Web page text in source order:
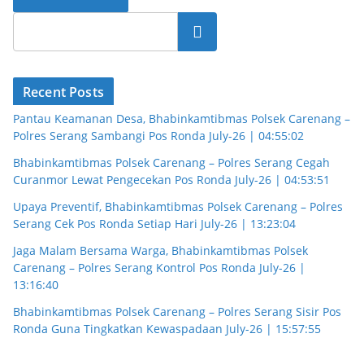
Cari
Recent Posts
Pantau Keamanan Desa, Bhabinkamtibmas Polsek Carenang –
Polres Serang Sambangi Pos Ronda July-26 | 04:55:02
Bhabinkamtibmas Polsek Carenang – Polres Serang Cegah
Curanmor Lewat Pengecekan Pos Ronda July-26 | 04:53:51
Upaya Preventif, Bhabinkamtibmas Polsek Carenang – Polres
Serang Cek Pos Ronda Setiap Hari July-26 | 13:23:04
Jaga Malam Bersama Warga, Bhabinkamtibmas Polsek
Carenang – Polres Serang Kontrol Pos Ronda July-26 |
13:16:40
Bhabinkamtibmas Polsek Carenang – Polres Serang Sisir Pos
Ronda Guna Tingkatkan Kewaspadaan July-26 | 15:57:55